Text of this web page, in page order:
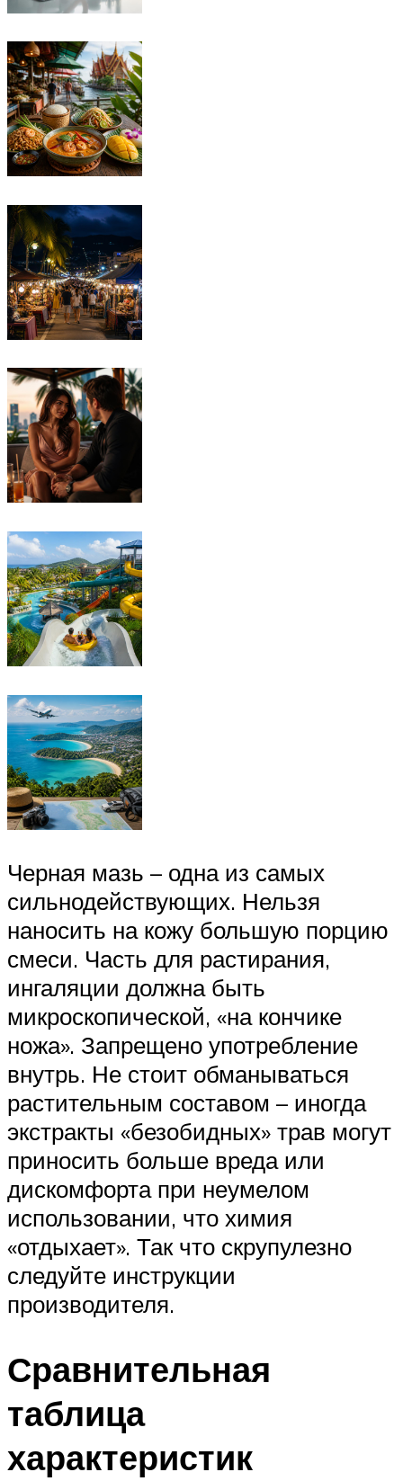
Черная мазь – одна из самых
сильнодействующих. Нельзя
наносить на кожу большую порцию
смеси. Часть для растирания,
ингаляции должна быть
микроскопической, «на кончике
ножа». Запрещено употребление
внутрь. Не стоит обманываться
растительным составом – иногда
экстракты «безобидных» трав могут
приносить больше вреда или
дискомфорта при неумелом
использовании, что химия
«отдыхает». Так что скрупулезно
следуйте инструкции
производителя.
Сравнительная
таблица
характеристик